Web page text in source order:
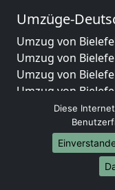
Umzüge-
Umzug von
Umzug von
Umzug von
Umzug von
Umzug von
Umzug von
Umzug von
Umzug von
Umzug von
Diese